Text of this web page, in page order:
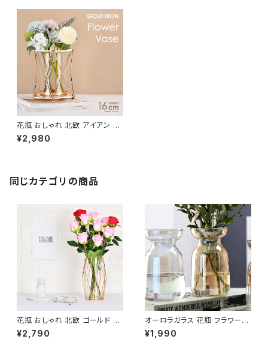
花瓶 おしゃれ 北欧 アイアン フ
ラワーベース ガラス 花びん NT
FV022
¥2,980
同じカテゴリの商品
花瓶 おしゃれ 北欧 ゴールド フ
ラワーベース かわいい ガラス N
TFV002
¥2,790
オーロラガラス 花瓶 フラワーベ
ース おしゃれ 北欧 小さい 透明
NTFV005
¥1,990